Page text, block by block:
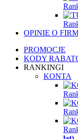
OPINIE O
PROMOCJE
KODY
RANKINGI
KONTA